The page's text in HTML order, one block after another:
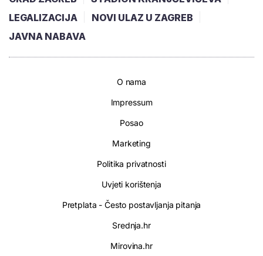
LEGALIZACIJA
NOVI ULAZ U ZAGREB
JAVNA NABAVA
O nama
Impressum
Posao
Marketing
Politika privatnosti
Uvjeti korištenja
Pretplata - Često postavljanja pitanja
Srednja.hr
Mirovina.hr